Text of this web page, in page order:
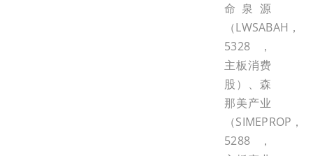
命泉源
（LWSABAH，
5328，
主板消费
股）、森
那美产业
（SIMEPROP，
5288，